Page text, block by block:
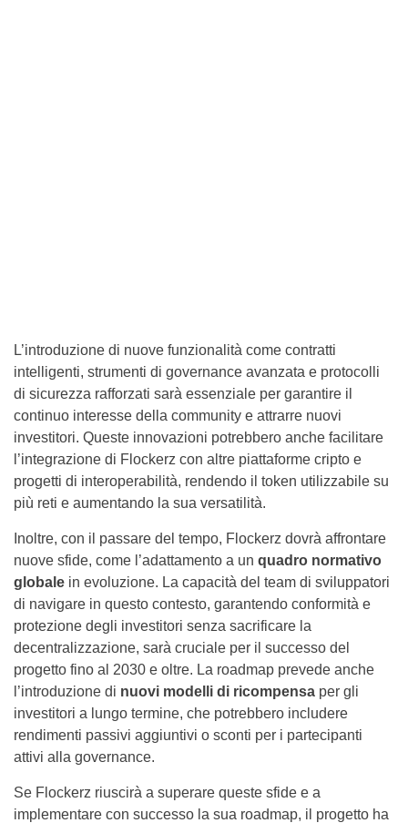
L’introduzione di nuove funzionalità come contratti
intelligenti, strumenti di governance avanzata e protocolli
di sicurezza rafforzati sarà essenziale per garantire il
continuo interesse della community e attrarre nuovi
investitori. Queste innovazioni potrebbero anche facilitare
l’integrazione di Flockerz con altre piattaforme cripto e
progetti di interoperabilità, rendendo il token utilizzabile su
più reti e aumentando la sua versatilità.
Inoltre, con il passare del tempo, Flockerz dovrà affrontare
nuove sfide, come l’adattamento a un quadro normativo
globale in evoluzione. La capacità del team di sviluppatori
di navigare in questo contesto, garantendo conformità e
protezione degli investitori senza sacrificare la
decentralizzazione, sarà cruciale per il successo del
progetto fino al 2030 e oltre. La roadmap prevede anche
l’introduzione di nuovi modelli di ricompensa per gli
investitori a lungo termine, che potrebbero includere
rendimenti passivi aggiuntivi o sconti per i partecipanti
attivi alla governance.
Se Flockerz riuscirà a superare queste sfide e a
implementare con successo la sua roadmap, il progetto ha